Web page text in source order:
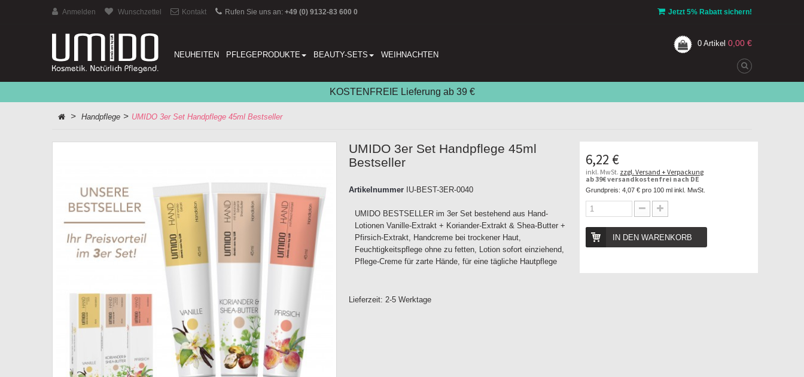
Anmelden Wunschzettel Kontakt Rufen Sie uns an: +49 (0) 9132-83 600 0 Jetzt 5% Rabatt sichern!
NEUHEITEN PFLEGEPRODUKTE BEAUTY-SETS WEIHNACHTEN
0 Artikel 0,00 €
KOSTENFREIE Lieferung ab 39 €
> Handpflege > UMIDO 3er Set Handpflege 45ml Bestseller
UMIDO 3er Set Handpflege 45ml
Bestseller
Artikelnummer IU-BEST-3ER-0040
UMIDO BESTSELLER im 3er Set bestehend aus Hand-
Lotionen Vanille-Extrakt + Koriander-Extrakt & Shea-Butter +
Pfirsich-Extrakt, Handcreme bei trockener Haut,
Feuchtigkeitspflege ohne zu fetten, Lotion sofort einziehend,
Pflege-Creme für zarte Hände, für eine tägliche Hautpflege
Lieferzeit: 2-5 Werktage
6,22 €
inkl. MwSt. zzgl. Versand + Verpackung
ab 39€ versandkostenfrei nach DE
Grundpreis: 4,07 € pro 100 ml inkl. MwSt.
IN DEN WARENKORB